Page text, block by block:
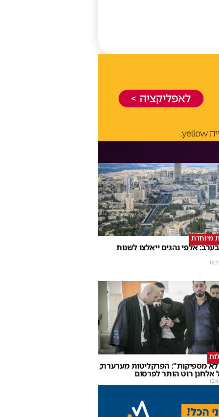
מיוחדת
אלפי נהגים ייאלצו לשנות
לא מספיקות": הפרקליטות מערערת;
רוט הותר לפרסום